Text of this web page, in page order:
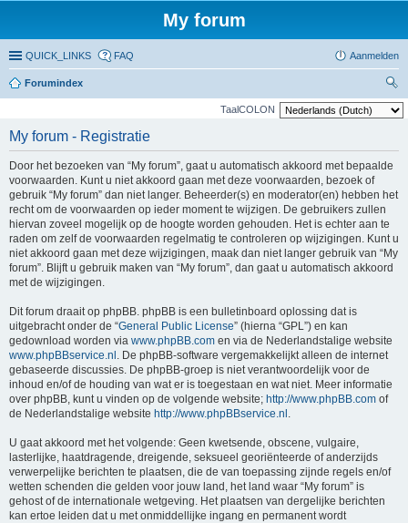
My forum
QUICK_LINKS FAQ Aanmelden
Forumindex
oe
n
TaalCOLON
My forum - Registratie
Door het bezoeken van “My forum”, gaat u automatisch akkoord met bepaalde
voorwaarden. Kunt u niet akkoord gaan met deze voorwaarden, bezoek of
gebruik “My forum” dan niet langer. Beheerder(s) en moderator(en) hebben het
recht om de voorwaarden op ieder moment te wijzigen. De gebruikers zullen
hiervan zoveel mogelijk op de hoogte worden gehouden. Het is echter aan te
raden om zelf de voorwaarden regelmatig te controleren op wijzigingen. Kunt u
niet akkoord gaan met deze wijzigingen, maak dan niet langer gebruik van “My
forum”. Blijft u gebruik maken van “My forum”, dan gaat u automatisch akkoord
met de wijzigingen.
Dit forum draait op phpBB. phpBB is een bulletinboard oplossing dat is
uitgebracht onder de “General Public License” (hierna “GPL”) en kan
gedownload worden via www.phpBB.com en via de Nederlandstalige website
www.phpBBservice.nl . De phpBB-software vergemakkelijkt alleen de internet
gebaseerde discussies. De phpBB-groep is niet verantwoordelijk voor de
inhoud en/of de houding van wat er is toegestaan en wat niet. Meer informatie
over phpBB, kunt u vinden op de volgende website; http://www.phpBB.com of
de Nederlandstalige website http://www.phpBBservice.nl .
U gaat akkoord met het volgende: Geen kwetsende, obscene, vulgaire,
lasterlijke, haatdragende, dreigende, seksueel georiënteerde of anderzijds
verwerpelijke berichten te plaatsen, die de van toepassing zijnde regels en/of
wetten schenden die gelden voor jouw land, het land waar “My forum” is
gehost of de internationale wetgeving. Het plaatsen van dergelijke berichten
kan ertoe leiden dat u met onmiddellijke ingang en permanent wordt